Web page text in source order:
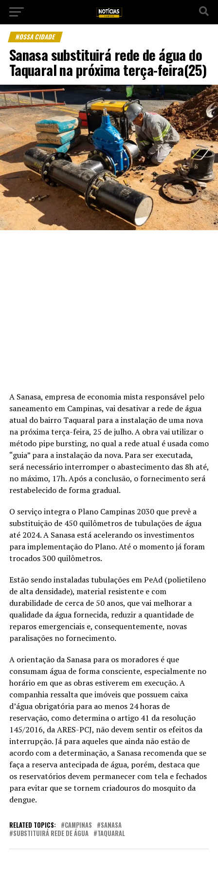
NOSSA CIDADE
Sanasa substituirá rede de água do
Taquaral na próxima terça-feira(25)
A Sanasa, empresa de economia mista responsável pelo
saneamento em Campinas, vai desativar a rede de água
atual do bairro Taquaral para a instalação de uma nova
na próxima terça-feira, 25 de julho. A obra vai utilizar o
método pipe bursting, no qual a rede atual é usada como
“guia” para a instalação da nova. Para ser executada,
será necessário interromper o abastecimento das 8h até,
no máximo, 17h. Após a conclusão, o fornecimento será
restabelecido de forma gradual.
O serviço integra o Plano Campinas 2030 que prevê a
substituição de 450 quilômetros de tubulações de água
até 2024. A Sanasa está acelerando os investimentos
para implementação do Plano. Até o momento já foram
trocados 300 quilômetros.
Estão sendo instaladas tubulações em PeAd (polietileno
de alta densidade), material resistente e com
durabilidade de cerca de 50 anos, que vai melhorar a
qualidade da água fornecida, reduzir a quantidade de
reparos emergenciais e, consequentemente, novas
paralisações no fornecimento.
A orientação da Sanasa para os moradores é que
consumam água de forma consciente, especialmente no
horário em que as obras estiverem em execução. A
companhia ressalta que imóveis que possuem caixa
d’água obrigatória para ao menos 24 horas de
reservação, como determina o artigo 41 da resolução
145/2016, da ARES-PCJ, não devem sentir os efeitos da
interrupção. Já para aqueles que ainda não estão de
acordo com a determinação, a Sanasa recomenda que se
faça a reserva antecipada de água, porém, destaca que
os reservatórios devem permanecer com tela e fechados
para evitar que se tornem criadouros do mosquito da
dengue.
RELATED TOPICS: CAMPINAS
SANASA
SUBSTITUIRÁ REDE DE ÁGUA
TAQUARAL